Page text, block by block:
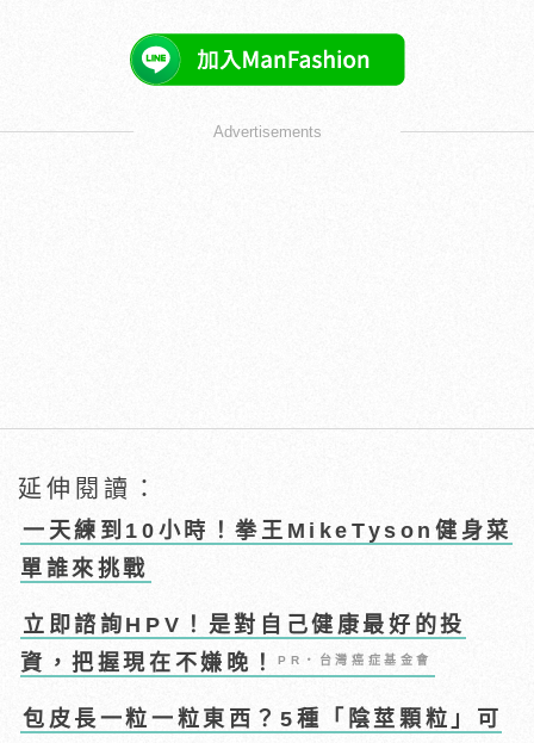
Advertisements
延伸閱讀：
一天練到10小時！拳王MikeTyson健身菜
單誰來挑戰
立即諮詢HPV！是對自己健康最好的投
資，把握現在不嫌晚！PR・台灣癌症基金會
包皮長一粒一粒東西？5種「陰莖顆粒」可